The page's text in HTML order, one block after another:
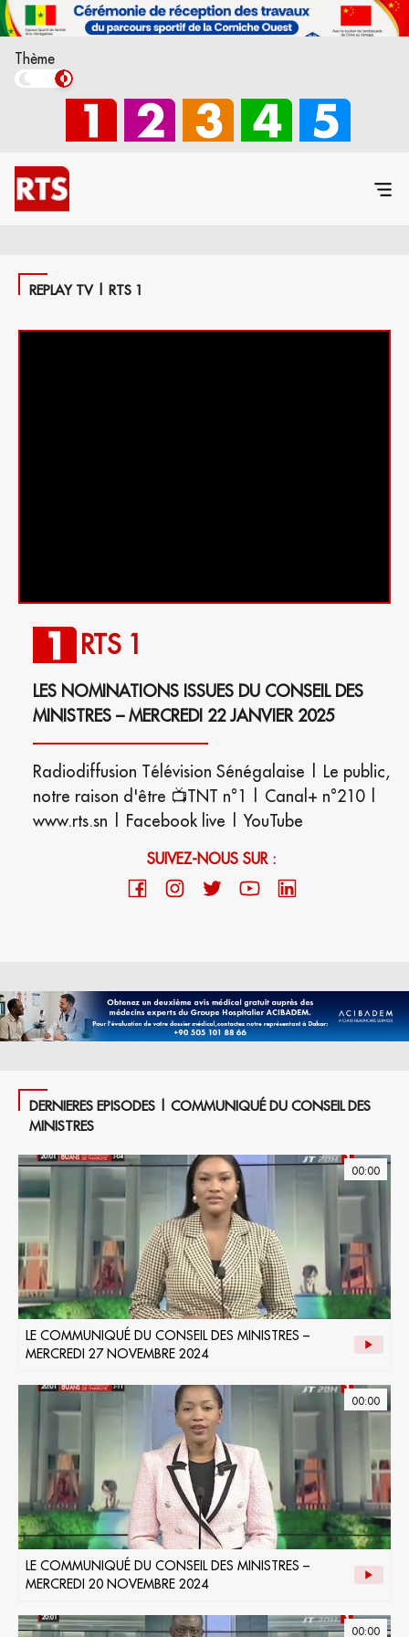
Thème
REPLAY TV | RTS 1
RTS 1
LES NOMINATIONS ISSUES DU CONSEIL DES
MINISTRES – MERCREDI 22 JANVIER 2025
Radiodiffusion Télévision Sénégalaise | Le public,
notre raison d'être 📺TNT n°1 | Canal+ n°210 |
www.rts.sn | Facebook live | YouTube
SUIVEZ-NOUS SUR :
DERNIERES EPISODES | COMMUNIQUÉ DU CONSEIL DES
MINISTRES
00:00
LE COMMUNIQUÉ DU CONSEIL DES MINISTRES –
MERCREDI 27 NOVEMBRE 2024
00:00
LE COMMUNIQUÉ DU CONSEIL DES MINISTRES –
MERCREDI 20 NOVEMBRE 2024
00:00